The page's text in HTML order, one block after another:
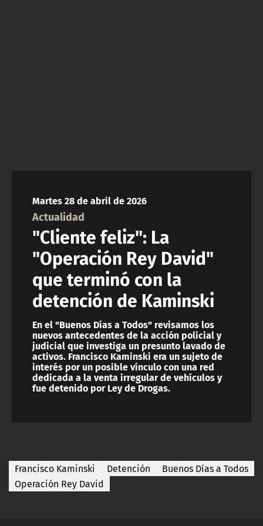
Martes 28 de abril de 2026
Actualidad
"Cliente feliz": La
"Operación Rey David"
que terminó con la
detención de Kaminski
En el "Buenos Días a Todos" revisamos los
nuevos antecedentes de la acción policial y
judicial que investiga un presunto lavado de
activos. Francisco Kaminski era un sujeto de
interés por un posible vínculo con una red
dedicada a la venta irregular de vehículos y
fue detenido por Ley de Drogas.
Francisco Kaminski Detención
Buenos Días a Todos
Operación Rey David